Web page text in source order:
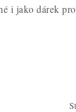
i jako dárek